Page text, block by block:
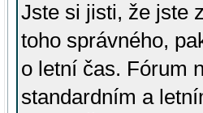
Jste si jisti, že jste
toho správného,
o letní čas. Fórum
standardním a